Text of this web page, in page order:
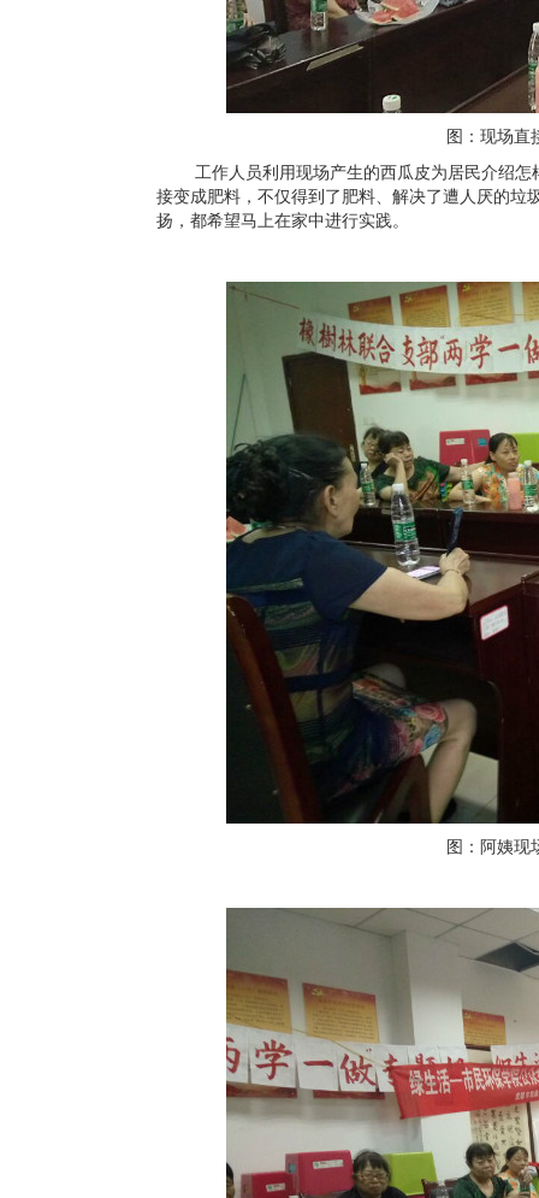
图：现场直
工作人员利用现场产生的西瓜皮为居民介绍
接变成肥料，不仅得到了肥料、解决了遭人厌的垃
扬，都希望马上在家中进行实践。
图：阿姨现